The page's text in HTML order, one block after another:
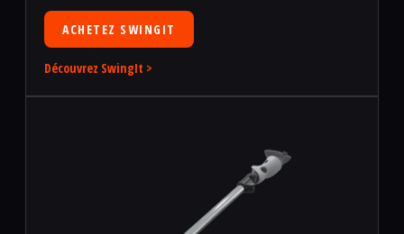
ACHETEZ SWINGIT
Découvrez SwingIt >